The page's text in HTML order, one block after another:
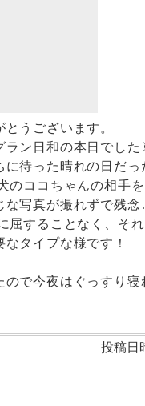
うございます。
ラン日和の本日でし
待った晴れの日だっ
のココちゃんの相手を
写真が撮れずで残念
屈することなく、それ
タイプな様です！
で今夜はぐっすり寝
投稿日